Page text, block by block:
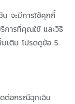
จะมีการใช้คุกกี้
การที่คุณใช้ และวิธี
เติม โปรดดูข้อ 5
ต่อกรณีฉุกเฉิน